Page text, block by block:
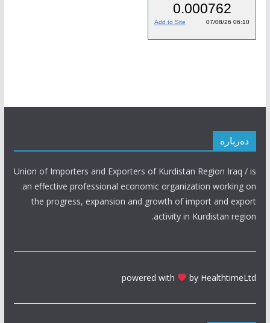
دەربارە
Union of Importers and Exporters of Kurdistan Region Iraq / is
an effective professional economic organization working on
the progress, expansion and growth of import and export
activity in Kurdistan region.
powered with by HealthtimeLtd